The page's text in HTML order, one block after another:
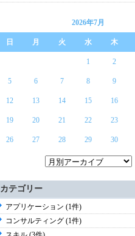
2026年7月
日 月 火 水 木
1 2
5 6 7 8 9
12 13 14 15 16
19 20 21 22 23
26 27 28 29 30
カテゴリー
アプリケーション (1件)
コンサルティング (1件)